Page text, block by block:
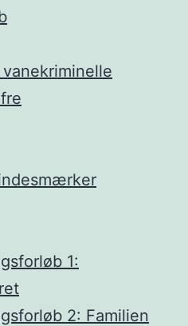
1:
2: Familien